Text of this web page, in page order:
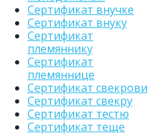
Сертификат внучке
Сертификат внуку
Сертификат
племяннику
Сертификат
племяннице
Сертификат свекрови
Сертификат свекру
Сертификат тестю
Сертификат теще